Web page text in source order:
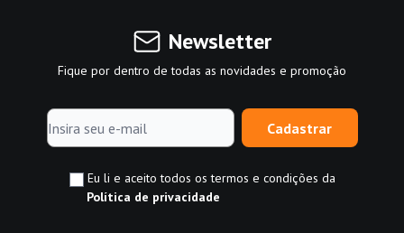
Newsletter
Fique por dentro de todas as novidades e promoção
Cadastrar
Eu li e aceito todos os termos e condições da
Política de privacidade